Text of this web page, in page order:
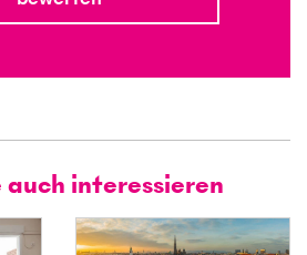
auch interessieren